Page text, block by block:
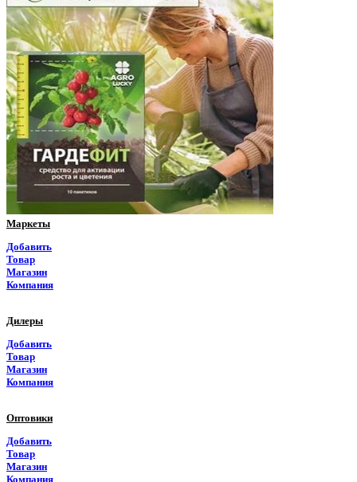
Оренбургская область
Орловская область
Пензенская область
Пермский край
Приморский край
Псковская область
Ростовская область
Маркеты
Добавить
Товар
Магазин
Компания
Дилеры
Добавить
Товар
Магазин
Компания
Оптовики
Добавить
Товар
Магазин
Компания